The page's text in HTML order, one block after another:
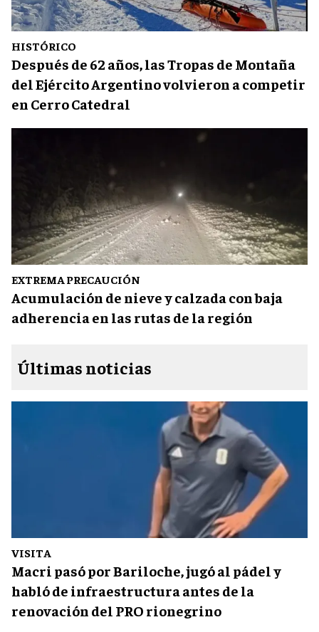
HISTÓRICO
Después de 62 años, las Tropas de Montaña
del Ejército Argentino volvieron a competir
en Cerro Catedral
EXTREMA PRECAUCIÓN
Acumulación de nieve y calzada con baja
adherencia en las rutas de la región
Últimas noticias
VISITA
Macri pasó por Bariloche, jugó al pádel y
habló de infraestructura antes de la
renovación del PRO rionegrino